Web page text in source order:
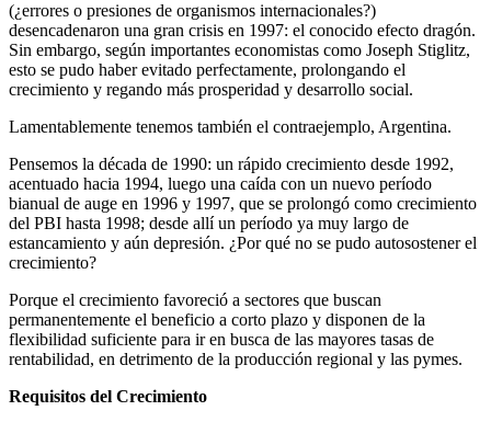
(¿errores o presiones de organismos internacionales?)
desencadenaron una gran crisis en 1997: el conocido efecto dragón.
Sin embargo, según importantes economistas como Joseph Stiglitz,
esto se pudo haber evitado perfectamente, prolongando el
crecimiento y regando más prosperidad y desarrollo social.
Lamentablemente tenemos también el contraejemplo, Argentina.
Pensemos la década de 1990: un rápido crecimiento desde 1992,
acentuado hacia 1994, luego una caída con un nuevo período
bianual de auge en 1996 y 1997, que se prolongó como crecimiento
del PBI hasta 1998; desde allí un período ya muy largo de
estancamiento y aún depresión. ¿Por qué no se pudo autosostener el
crecimiento?
Porque el crecimiento favoreció a sectores que buscan
permanentemente el beneficio a corto plazo y disponen de la
flexibilidad suficiente para ir en busca de las mayores tasas de
rentabilidad, en detrimento de la producción regional y las pymes.
Requisitos del Crecimiento